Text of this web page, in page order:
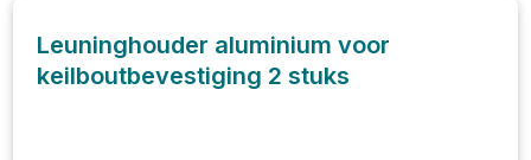
Leuninghouder aluminium voor
keilboutbevestiging 2 stuks